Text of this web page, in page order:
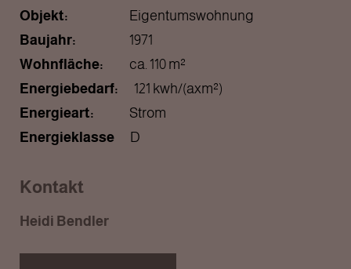
Objekt:
Eigentumswohnung
Baujahr:
1971
Wohnfläche:
ca. 110 m²
Energiebedarf:
121 kwh/(axm²)
Energieart:
Strom
Energieklasse
D
Kontakt
Heidi Bendler